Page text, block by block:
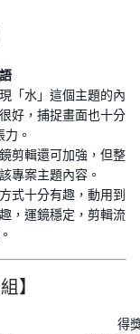
「水」這個主題的內
好，捕捉畫面也十分
。
剪輯還可加強，但整
專案主題內容。
式十分有趣，動用到
，運鏡穩定，剪輯流
】
得